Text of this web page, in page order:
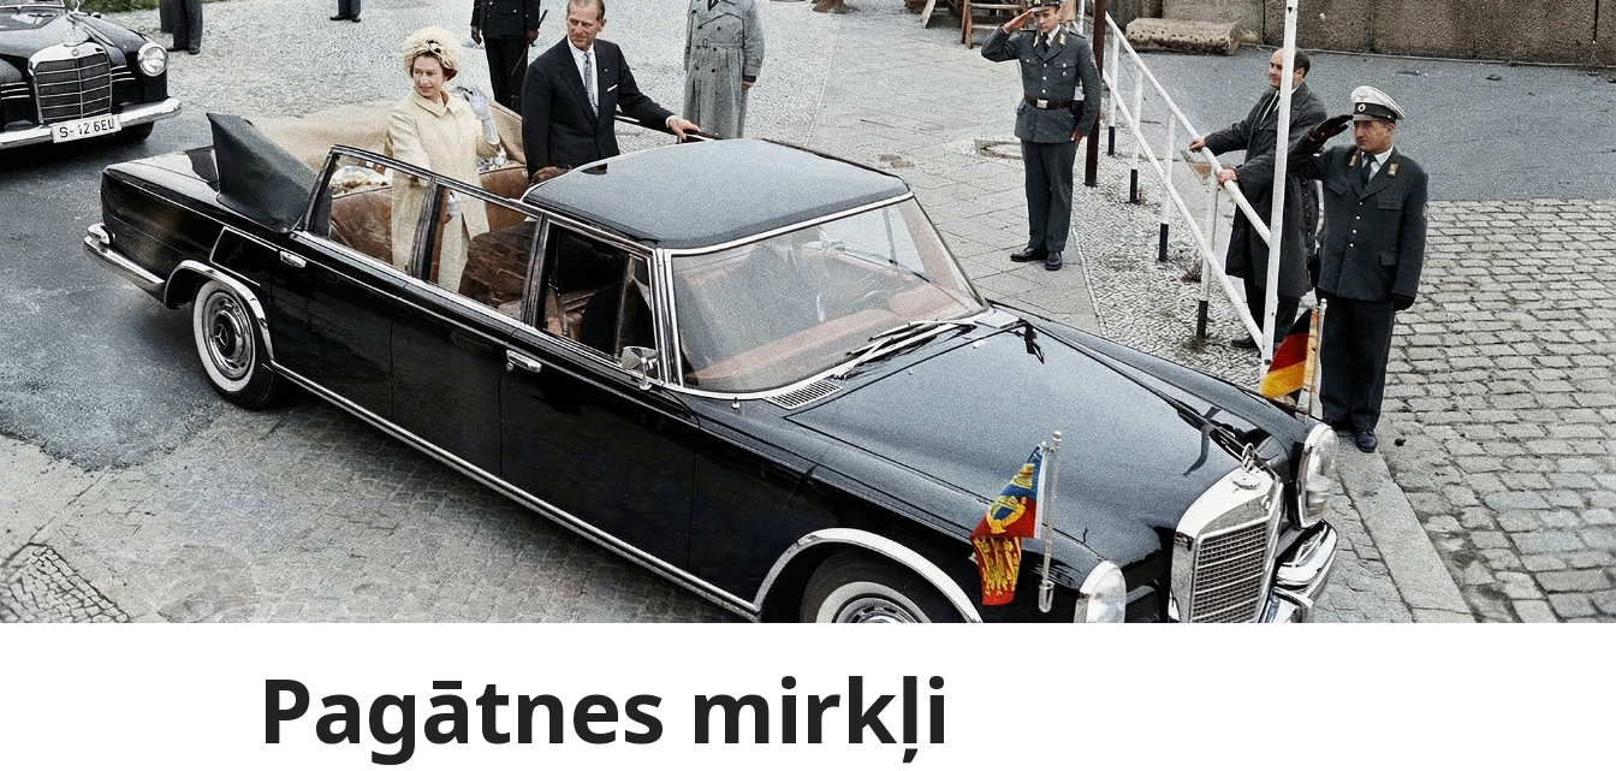
Pagātnes mirkļi